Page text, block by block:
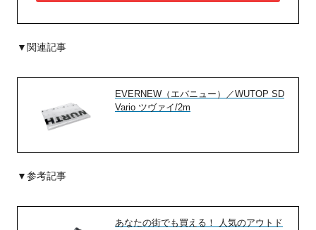
▼関連記事
EVERNEW（エバニュー）／WUTOP SD
Vario ツヴァイ/2m
▼参考記事
あなたの街でも買える！ 人気のアウトド